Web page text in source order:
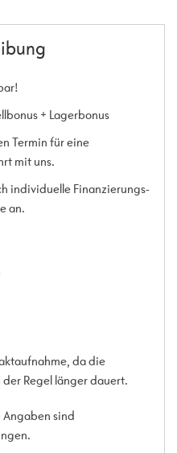
+ Lagerbonus
Termin für eine
mit uns.
individuelle Finanzierungs-
an.
da die
Regel länger dauert.
sind